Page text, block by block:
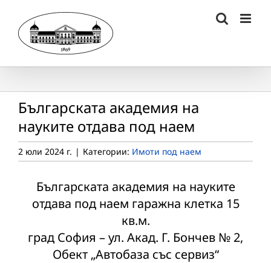
content
Българската академия на
науките отдава под наем
2 юли 2024 г. | Категории: Имоти под наем
Българската академия на науките
отдава под наем гаражна клетка 15
кв.м.
град София – ул. Акад. Г. Бончев № 2,
Обект „Автобаза със сервиз“